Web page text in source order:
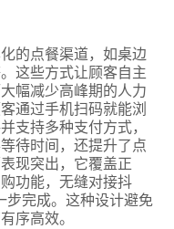
的点餐渠道，如桌边
这些方式让顾客自主
幅减少高峰期的人力
通过手机扫码就能浏
支持多种支付方式，
待时间，还提升了点
现突出，它覆盖正
功能，无缝对接抖
步完成。这种设计避免
序高效。